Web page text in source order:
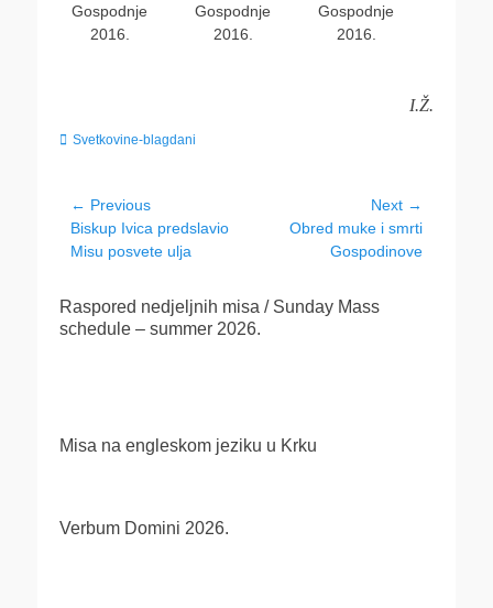
Gospodnje
2016.
Gospodnje
2016.
Gospodnje
2016.
I.Ž.
Categories
Svetkovine-blagdani
Navigacija
objava
← Previous
Previous
post:
Biskup Ivica predslavio
Misu posvete ulja
Next →
Obred muke i smrti
Gospodinove
Raspored nedjeljnih misa / Sunday Mass
schedule – summer 2026.
Misa na engleskom jeziku u Krku
Verbum Domini 2026.